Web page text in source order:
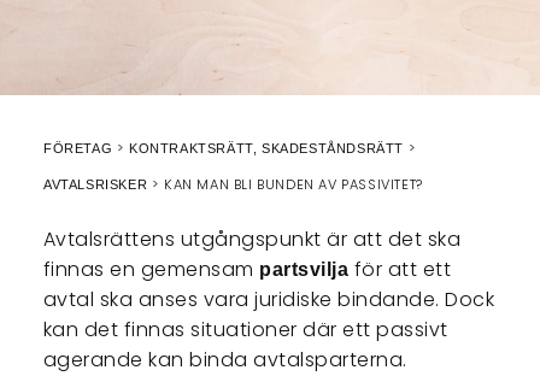
FÖRETAG KONTRAKTSRÄTT, SKADESTÅNDSRÄTT
AVTALSRISKER KAN MAN BLI BUNDEN AV PASSIVITET?
Avtalsrättens utgångspunkt är att det ska
finnas en gemensam partsvilja för att ett
avtal ska anses vara juridiske bindande. Dock
kan det finnas situationer där ett passivt
agerande kan binda avtalsparterna.